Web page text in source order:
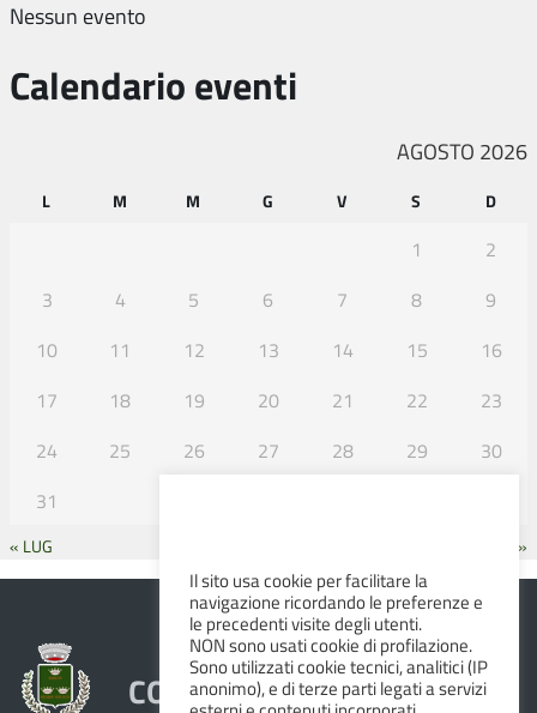
Nessun evento
Calendario eventi
AGOSTO 2026
L M M G V S D
1
2
3
4 5 6 7 8
9
10
11 12 13 14 15
16
17
18 19 20 21 22
23
24
25 26 27 28 29
30
31
« LUG SET »
COMUNE DI ALBINEA
Il sito usa cookie per facilitare la
navigazione ricordando le preferenze e
le precedenti visite degli utenti.
NON sono usati cookie di profilazione.
Sono utilizzati cookie tecnici, analitici (IP
anonimo), e di terze parti legati a servizi